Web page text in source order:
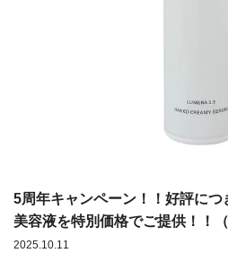
5周年キャンペーン！！好評に
美容液を特別価格でご提供！！（
2025.10.11